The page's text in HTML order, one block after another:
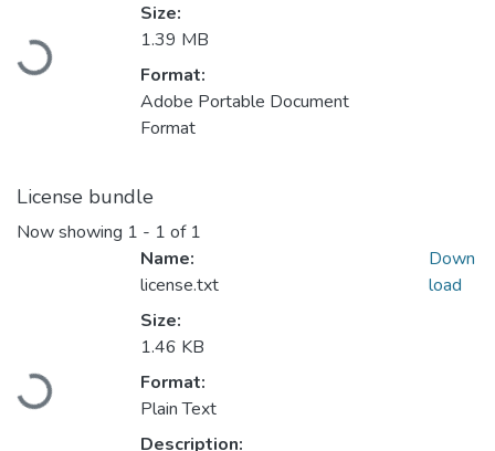
Loading...
Size:
1.39 MB
Format:
Adobe Portable Document
Format
License bundle
Now showing 1 - 1 of 1
Loading...
Name:
license.txt
Size:
1.46 KB
Format:
Plain Text
Description:
Down
load